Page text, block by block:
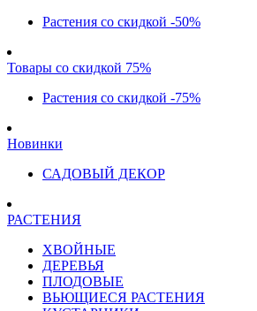
Растения со скидкой -50%
Товары со скидкой 75%
Растения со скидкой -75%
Новинки
САДОВЫЙ ДЕКОР
РАСТЕНИЯ
ХВОЙНЫЕ
ДЕРЕВЬЯ
ПЛОДОВЫЕ
ВЬЮЩИЕСЯ РАСТЕНИЯ